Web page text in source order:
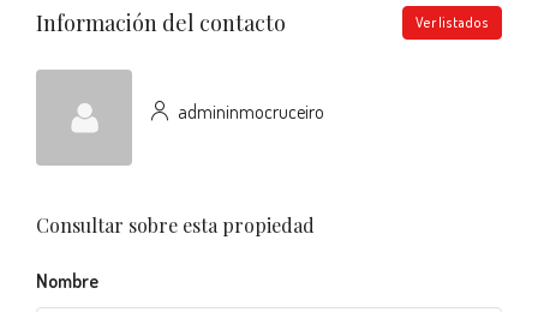
Información del contacto Ver listados
admininmocruceiro
Consultar sobre esta propiedad
Nombre